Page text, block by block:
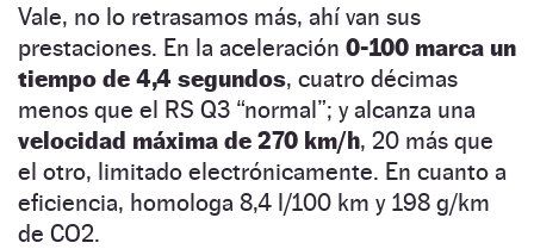
Vale, no lo retrasamos más, ahí van sus
prestaciones. En la aceleración 0-100 marca un
tiempo de 4,4 segundos, cuatro décimas
menos que el RS Q3 “normal”; y alcanza una
velocidad máxima de 270 km/h, 20 más que
el otro, limitado electrónicamente. En cuanto a
eficiencia, homologa 8,4 l/100 km y 198 g/km
de CO2.